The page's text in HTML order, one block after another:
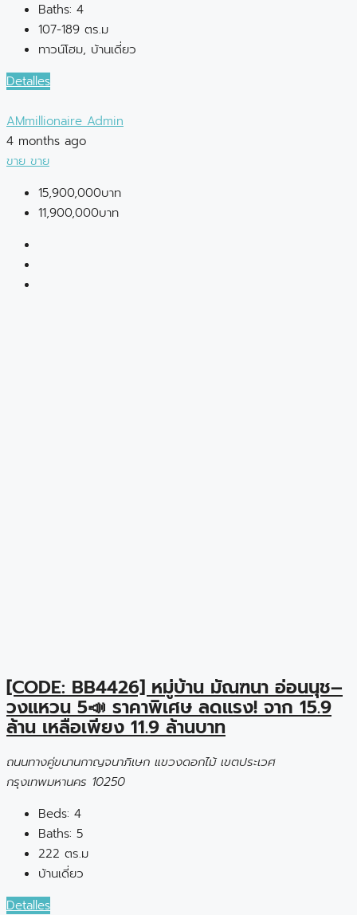
Baths: 4
107-189 ตร.ม
ทาวน์โฮม, บ้านเดี่ยว
Detalles
AMmillionaire Admin
4 months ago
ขาย ขาย
15,900,000บาท
11,900,000บาท
[CODE: BB4426] หมู่บ้าน มัณฑนา อ่อนนุช–
วงแหวน 5📣 ราคาพิเศษ ลดแรง! จาก 15.9
ล้าน เหลือเพียง 11.9 ล้านบาท
ถนนทางคู่ขนานกาญจนาภิเษก แขวงดอกไม้ เขตประเวศ
กรุงเทพมหานคร 10250
Beds: 4
Baths: 5
222 ตร.ม
บ้านเดี่ยว
Detalles